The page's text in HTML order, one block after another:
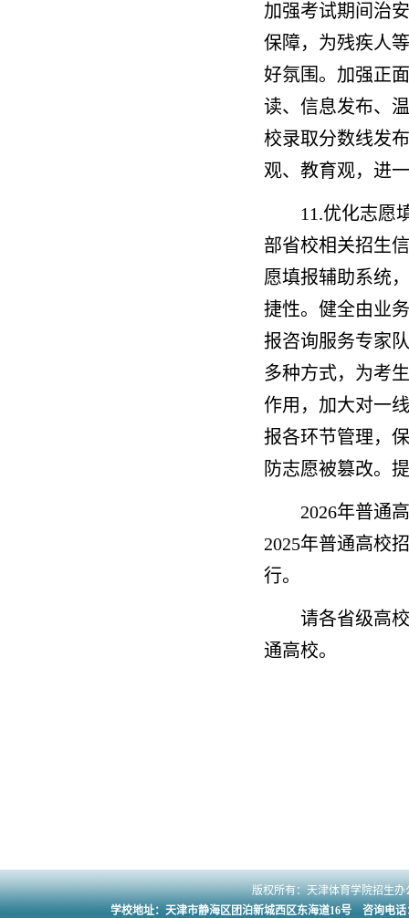
加强考试期间治
保障，为残疾人
好氛围。加强正
读、信息发布、
校录取分数线发
观、教育观，进
11.优化志愿
部省校相关招生
愿填报辅助系统
捷性。健全由业
报咨询服务专家
多种方式，为考
作用，加大对一
报各环节管理，
防志愿被篡改。
2026年普通
2025年普通高校
行。
请各省级高
通高校。
版权所有：天津体育学院招生
学校地址：天津市静海区团泊新城西区东海道16号 咨询电话